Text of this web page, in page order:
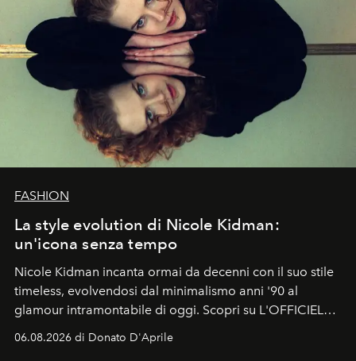
FASHION
La style evolution di Nicole Kidman:
un'icona senza tempo
Nicole Kidman incanta ormai da decenni con il suo stile
timeless, evolvendosi dal minimalismo anni '90 al
glamour intramontabile di oggi. Scopri su L'OFFICIEL
Italia la sua style evolution.
06.08.2026 di Donato D'Aprile